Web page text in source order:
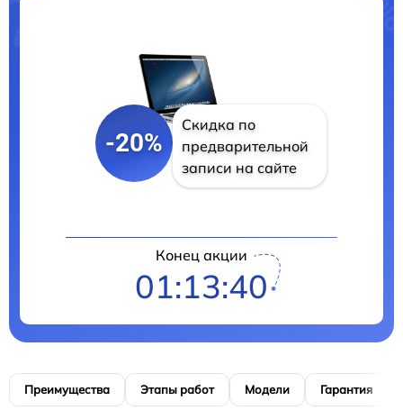
-20%
Скидка по
предварительной
записи на сайте
Конец акции
01:13:39
Преимущества Этапы работ Модели Гарантия